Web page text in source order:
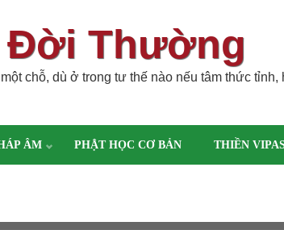
Đời Thường
chỗ, dù ở trong tư thế nào nếu tâm thức
ÂM PHẬT HỌC CƠ BẢN THIỀN